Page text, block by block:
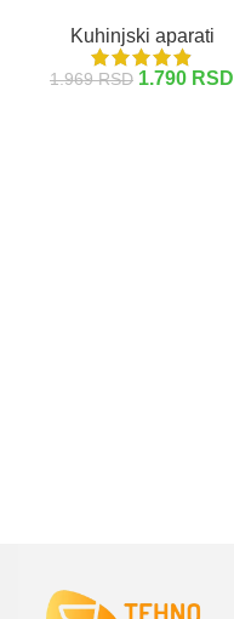
Kuhinjski aparati
1.969RSD 1.790 RSD